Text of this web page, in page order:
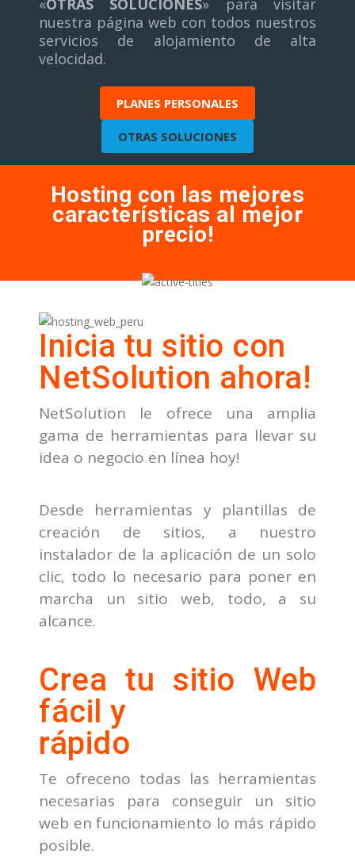
«OTRAS SOLUCIONES» para visitar
nuestra página web con todos nuestros
servicios de alojamiento de alta
velocidad.
PLANES PERSONALES
OTRAS SOLUCIONES
Hosting con las mejores
características al mejor
precio!
Inicia tu sitio con
NetSolution ahora!
NetSolution le ofrece una amplia
gama de herramientas para llevar su
idea o negocio en línea hoy!
Desde herramientas y plantillas de
creación de sitios, a nuestro
instalador de la aplicación de un solo
clic, todo lo necesario para poner en
marcha un sitio web, todo, a su
alcance.
Crea tu sitio Web
fácil y
rápido
Te ofreceno todas las herramientas
necesarias para conseguir un sitio
web en funcionamiento lo más rápido
posible.